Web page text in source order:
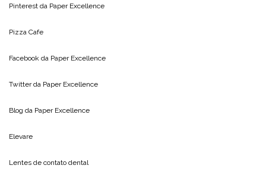
Pinterest da Paper Excellence
Pizza Cafe
Facebook da Paper Excellence
Twitter da Paper Excellence
Blog da Paper Excellence
Elevare
Lentes de contato dental